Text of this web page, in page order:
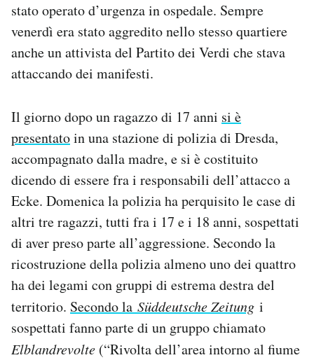
stato operato d’urgenza in ospedale. Sempre
venerdì era stato aggredito nello stesso quartiere
anche un attivista del Partito dei Verdi che stava
attaccando dei manifesti.
Il giorno dopo un ragazzo di 17 anni si è
presentatoin una stazione di polizia di Dresda,
accompagnato dalla madre, e si è costituito
dicendo di essere fra i responsabili dell’attacco a
Ecke. Domenica la polizia ha perquisito le case di
altri tre ragazzi, tutti fra i 17 e i 18 anni, sospettati
di aver preso parte all’aggressione. Secondo la
ricostruzione della polizia almeno uno dei quattro
ha dei legami con gruppi di estrema destra del
territorio. Secondo la Süddeutsche Zeitung i
sospettati fanno parte di un gruppo chiamato
Elblandrevolte (“Rivolta dell’area intorno al fiume